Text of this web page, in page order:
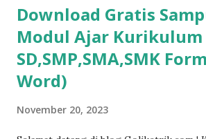
Download Gratis
Modul Ajar Kurikulum
SD,SMP,SMA,SMK
Word)
November 20, 2023